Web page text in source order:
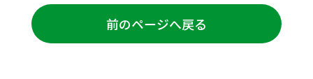
前のページへ戻る